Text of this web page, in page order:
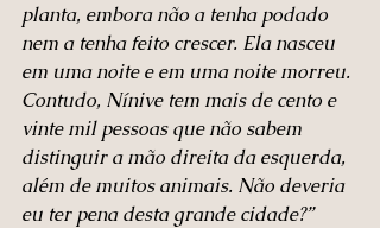
planta, embora não a tenha podado
nem a tenha feito crescer. Ela nasceu
em uma noite e em uma noite morreu.
Contudo, Nínive tem mais de cento e
vinte mil pessoas que não sabem
distinguir a mão direita da esquerda,
além de muitos animais. Não deveria
eu ter pena desta grande cidade?”